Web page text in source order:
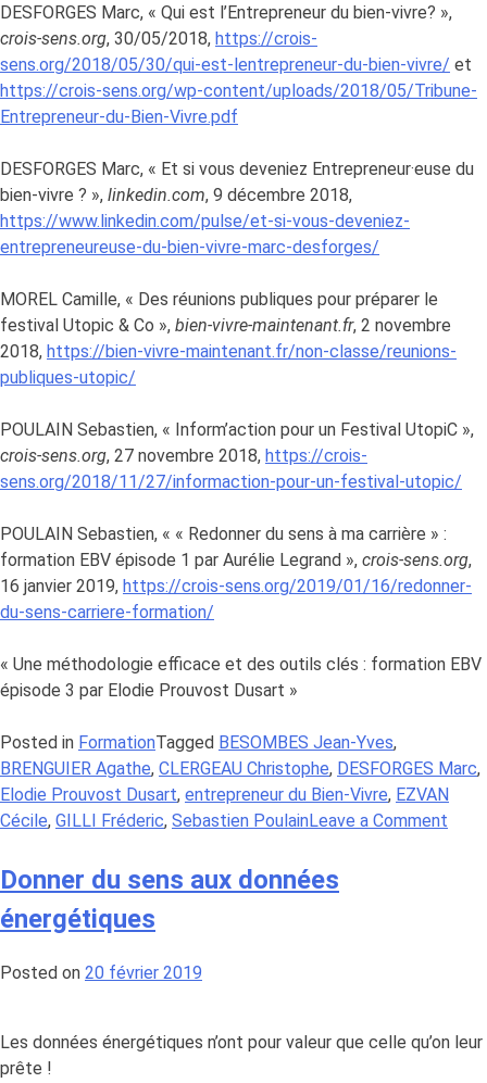
DESFORGES Marc, « Qui est l’Entrepreneur du bien-vivre? »,
crois-sens.org, 30/05/2018, https://crois-
sens.org/2018/05/30/qui-est-lentrepreneur-du-bien-vivre/ et
https://crois-sens.org/wp-content/uploads/2018/05/Tribune-
Entrepreneur-du-Bien-Vivre.pdf
DESFORGES Marc, « Et si vous deveniez Entrepreneur·euse du
bien-vivre ? », linkedin.com, 9 décembre 2018,
https://www.linkedin.com/pulse/et-si-vous-deveniez-
entrepreneureuse-du-bien-vivre-marc-desforges/
MOREL Camille, « Des réunions publiques pour préparer le
festival Utopic & Co », bien-vivre-maintenant.fr, 2 novembre
2018, https://bien-vivre-maintenant.fr/non-classe/reunions-
publiques-utopic/
POULAIN Sebastien, « Inform’action pour un Festival UtopiC »,
crois-sens.org, 27 novembre 2018, https://crois-
sens.org/2018/11/27/informaction-pour-un-festival-utopic/
POULAIN Sebastien, « « Redonner du sens à ma carrière » :
formation EBV épisode 1 par Aurélie Legrand », crois-sens.org,
16 janvier 2019, https://crois-sens.org/2019/01/16/redonner-
du-sens-carriere-formation/
« Une méthodologie efficace et des outils clés : formation EBV
épisode 3 par Elodie Prouvost Dusart »
Posted in FormationTagged BESOMBES Jean-Yves,
BRENGUIER Agathe, CLERGEAU Christophe, DESFORGES Marc,
Elodie Prouvost Dusart, entrepreneur du Bien-Vivre, EZVAN
Cécile, GILLI Fréderic, Sebastien PoulainLeave a Comment
»
Donner du sens aux données
énergétiques
Posted on 20 février 2019
Les données énergétiques n’ont pour valeur que celle qu’on leur
prête !